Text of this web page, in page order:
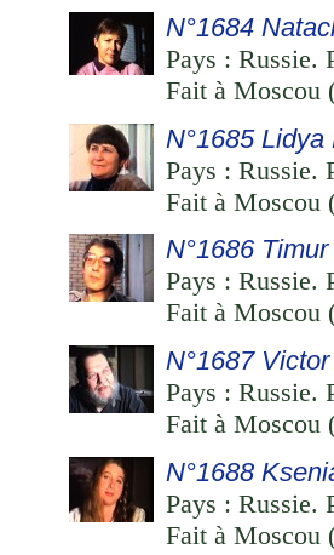
N°1684
Pays : Russie.
Fait à Moscou
N°1685 Lidya
Pays : Russie.
Fait à Moscou
N°1686
Pays : Russie.
Fait à Moscou
N°1687
Pays : Russie.
Fait à Moscou
N°1688
Pays : Russie.
Fait à Moscou